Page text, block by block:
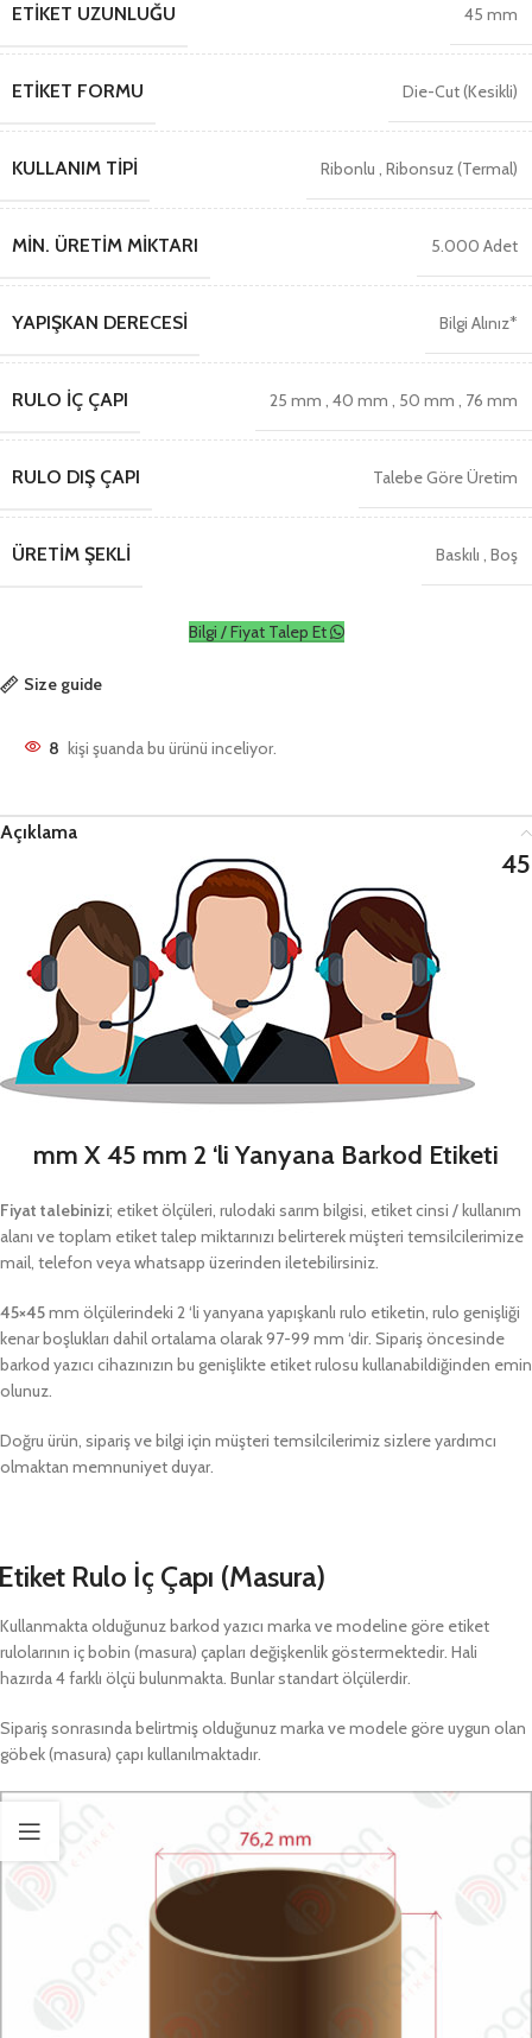
ETIKET UZUNLUĞU 45 mm
ETIKET FORMU Die-Cut (Kesikli)
KULLANIM TIPI Ribonlu Ribonsuz (Termal)
MIN. ÜRETIM MIKTARI 5.000 Adet
YAPIŞKAN DERECESI Bilgi Alınız*
RULO İÇ ÇAPI 25 mm 40 mm 50 mm 76 mm
RULO DIŞ ÇAPI Talebe Göre Üretim
ÜRETIM ŞEKLI Baskılı Boş
Bilgi / Fiyat Talep Et
Size guide
8 kişi şuanda bu ürünü inceliyor.
Açıklama
45
mm X 45 mm 2 ‘li Yanyana Barkod Etiketi
Fiyat talebinizi; etiket ölçüleri, rulodaki sarım bilgisi, etiket cinsi / kullanım
alanı ve toplam etiket talep miktarınızı belirterek müşteri temsilcilerimize
mail, telefon veya whatsapp üzerinden iletebilirsiniz.
45×45mm ölçülerindeki 2 ‘li yanyana yapışkanlı rulo etiketin, rulo genişliği
kenar boşlukları dahil ortalama olarak 97-99 mm ‘dir. Sipariş öncesinde
barkod yazıcı cihazınızın bu genişlikte etiket rulosu kullanabildiğinden emin
olunuz.
Doğru ürün, sipariş ve bilgi için müşteri temsilcilerimiz sizlere yardımcı
olmaktan memnuniyet duyar.
Rulo İç Çapı (Masura)
Kullanmakta olduğunuz barkod yazıcı marka ve modeline göre etiket
rulolarının iç bobin (masura) çapları değişkenlik göstermektedir. Hali
hazırda 4 farklı ölçü bulunmakta. Bunlar standart ölçülerdir.
Sipariş sonrasında belirtmiş olduğunuz marka ve modele göre uygun olan
göbek (masura) çapı kullanılmaktadır.